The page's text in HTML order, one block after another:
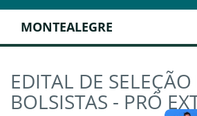
MONTEALEGRE
EDITAL DE SELEÇÃO
BOLSISTAS - PRÓ